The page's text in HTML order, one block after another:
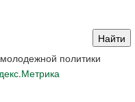
политики